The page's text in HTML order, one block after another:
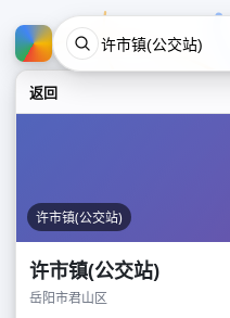
返回
许市镇(公交站)
许市镇(公交站)
岳阳市君山区